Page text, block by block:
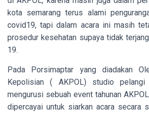
kota semarang terus alami
covid19, tapi dalam acara ini masih
prosedur kesehatan supaya tidak
19.
Pada Porsimaptar yang diadakan
Kepolisian ( AKPOL) studio pelangi
mengurusi sebuah event tahunan
dipercayai untuk siarkan acara secara